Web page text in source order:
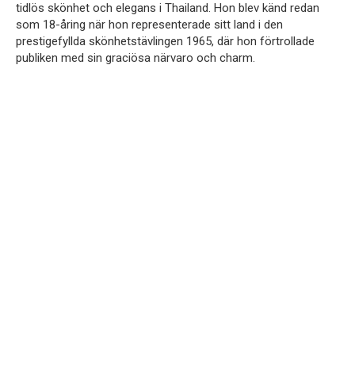
tidlös skönhet och elegans i Thailand. Hon blev känd redan
som 18-åring när hon representerade sitt land i den
prestigefyllda skönhetstävlingen 1965, där hon förtrollade
publiken med sin graciösa närvaro och charm.